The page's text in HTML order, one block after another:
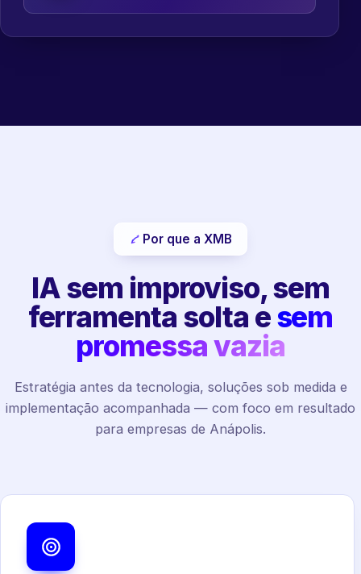
Por que a XMB
IA sem improviso, sem
ferramenta solta esem
promessa vazia
Estratégia antes da tecnologia, soluções sob medida e
implementação acompanhada — com foco em resultado
para empresas de Anápolis.